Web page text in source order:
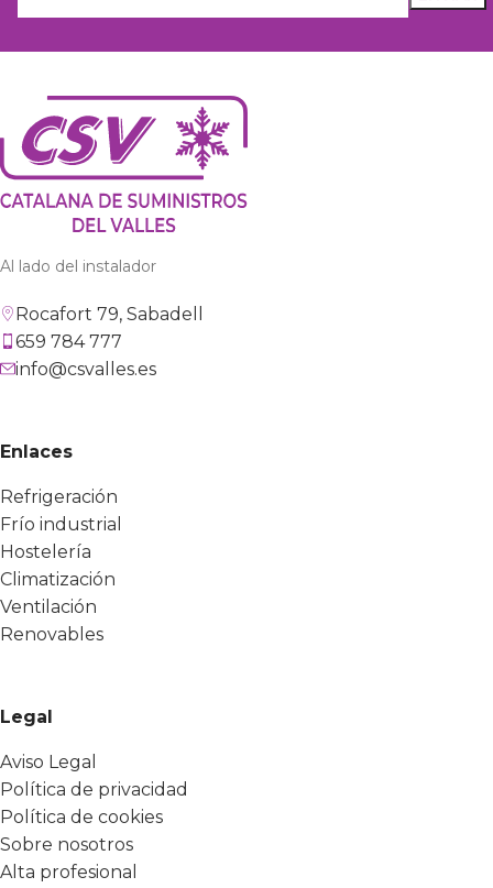
Al lado del instalador
Rocafort 79, Sabadell
659 784 777
info@csvalles.es
Enlaces
Refrigeración
Frío industrial
Hostelería
Climatización
Ventilación
Renovables
Legal
Aviso Legal
Política de privacidad
Política de cookies
Sobre nosotros
Alta profesional